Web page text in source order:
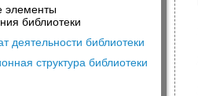
элементы
библиотеки
деятельности библиотеки
структура библиотеки